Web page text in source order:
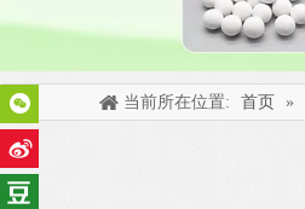
当前所在位置: 首页 »